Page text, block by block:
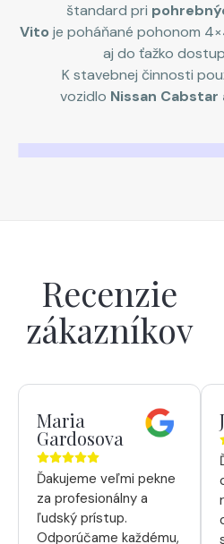
štandard pri
Vito je poháňané pohonom
aj do ťažko
K stavebnej činnosti
vozidlo Nissan Cabstar
Recenzie
zákazníkov
Maria
Gardosova
Ďakujeme veľmi pekne
za profesionálny a
ľudský prístup.
Odporúčame každému,